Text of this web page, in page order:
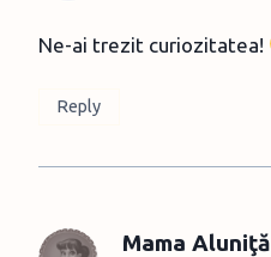
Ne-ai trezit curiozitatea!
Reply
Mama Aluniţă